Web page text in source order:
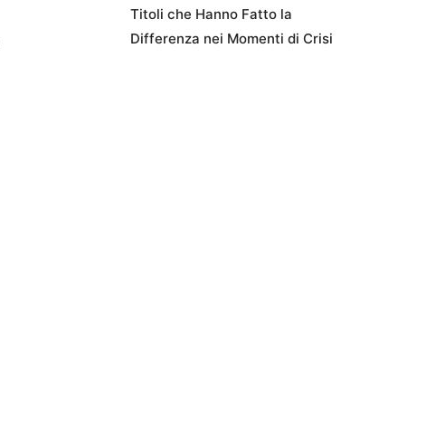
Titoli che Hanno Fatto la
Differenza nei Momenti di Crisi